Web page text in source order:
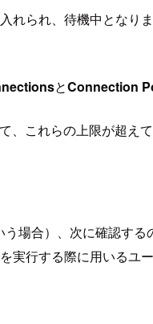
られ、待機中となり
とConnection
これらの上限が超え
う場合）、次に確認す
行する際に用いるユ